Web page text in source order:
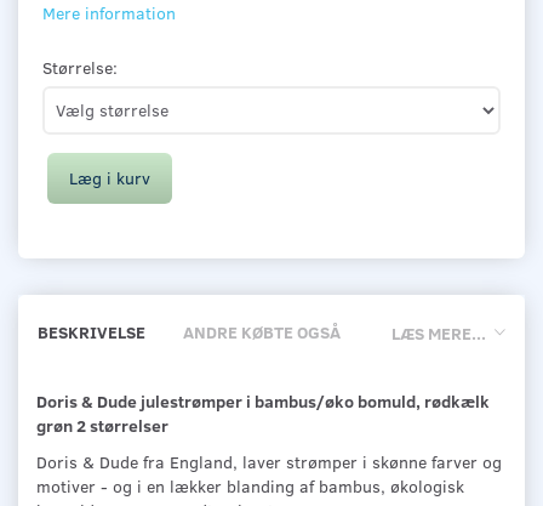
Mere information
Størrelse:
Læg i kurv
LÆS MERE...
BESKRIVELSE ANDRE KØBTE OGSÅ
Doris & Dude julestrømper i bambus/øko bomuld, rødkælk
grøn 2 størrelser
Doris & Dude fra England, laver strømper i skønne farver og
motiver - og i en lækker blanding af bambus, økologisk